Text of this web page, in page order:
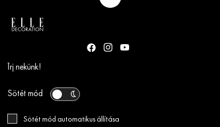
Írj nekünk!
Sötét mód
Sötét mód automatikus állítása